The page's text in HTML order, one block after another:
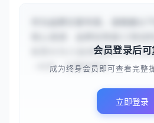
标受众为{{追求健康生活方式
-40岁，注重效率与...
会员登录后可
成为终身会员即可查看完整
立即登录